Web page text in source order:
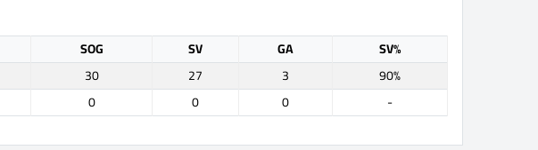
SOG SV GA
SV%
30 27 3
90%
0 0 0 -